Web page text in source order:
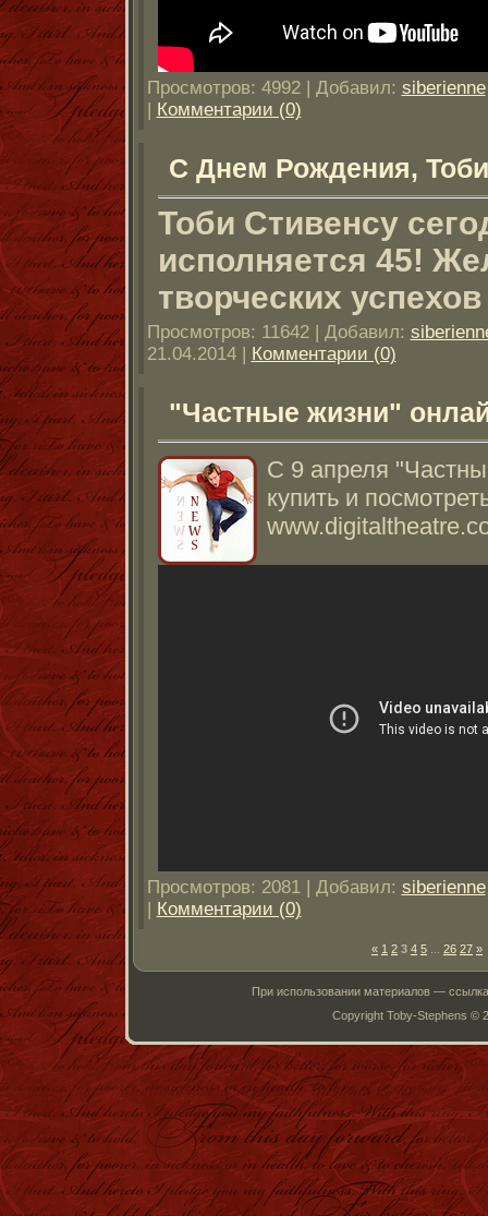
Просмотров: 4992 | Добавил: siberienne
| Комментарии (0)
С Днем Рождения,
Тоби Стивенсу
исполняется 45!
творческих
Просмотров: 11642 | Добавил:
21.04.2014| Комментарии (0)
"Частные жизни"
С 9 апреля
купить и
Просмотров: 2081 | Добавил: siberienne
| Комментарии (0)
« 1 2 3 4 5 26 27 »
При использовании материалов —
Copyright Toby-Stephens ©